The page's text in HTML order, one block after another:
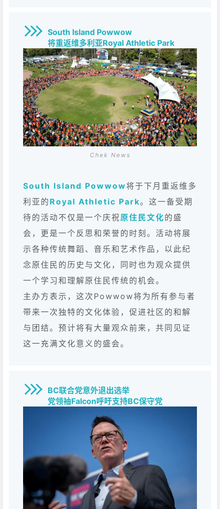
South Island Powwow
将重返维多利亚Royal Athletic Park
Chek News
South Island Powwow将于下月重返维多
利亚的 Royal Athletic Park。这一备受期
待的活动不仅是一个庆祝原住民文化的盛
会，更是一个反思和荣誉的时刻。活动将展
示各种传统舞蹈、音乐和艺术作品，以此纪
念原住民的历史与文化，同时也为观众提供
一个学习和理解原住民传统的机会。
主办方表示，这次Powwow将为所有参与者
带来一次独特的文化体验，促进社区的和解
与团结。预计将有大量观众前来，共同见证
这一充满文化意义的盛会。
BC联合党意外退出选举
党领袖Falcon呼吁支持BC保守党